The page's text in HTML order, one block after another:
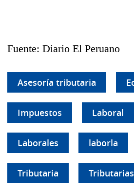
Fuente: Diario El Peruano
Asesoría tributaria
Impuestos Laboral
Laborales laborla
Tributaria Tributarias